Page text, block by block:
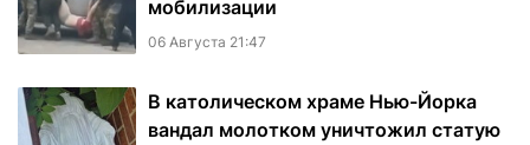
мобилизации
06 Августа 21:47
В католическом храме Нью-Йорка
вандал молотком уничтожил статую